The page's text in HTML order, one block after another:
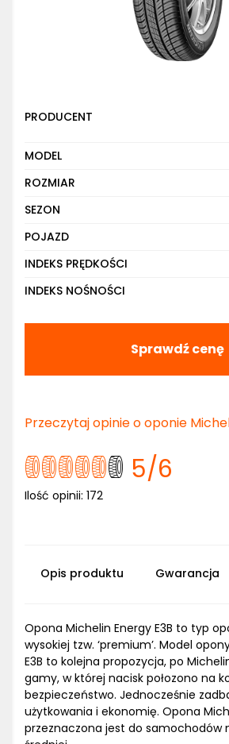
PRODUCENT
MODEL
ROZMIAR
SEZON
POJAZD
INDEKS PRĘDKOŚCI
INDEKS NOŚNOŚCI
Sprawdź cenę
Przeczytaj opinie o oponie
5/6
Ilość opinii: 172
Opis produktu Gwarancja
Opona Michelin Energy E3B to typ
wysokiej tzw. ‘premium’. Model
E3B to kolejna propozycja, po
gamy, w której nacisk połozono na
bezpieczeństwo. Jednocześnie
użytkowania i ekonomię. Opona
przeznaczona jest do samochodów